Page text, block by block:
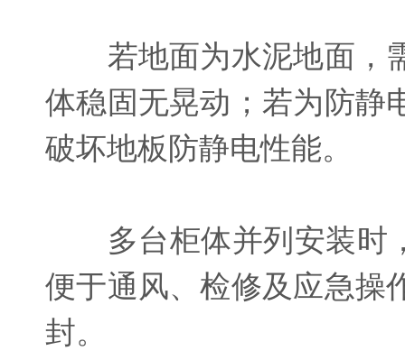
若地面为水泥地面，需
体稳固无晃动；若为防静
破坏地板防静电性能。
多台柜体并列安装时，
便于通风、检修及应急操
封。